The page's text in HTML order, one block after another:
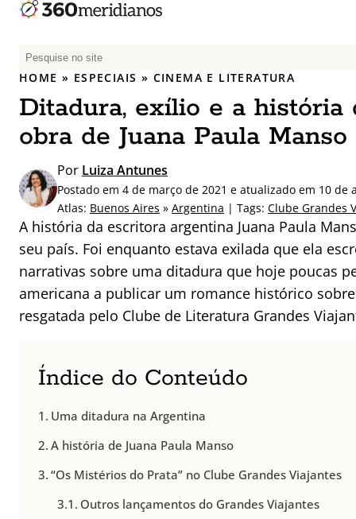
P
e
q
u
i
a
r
p
o
:
HOME » ESPECIAIS » CINEMA E LITERATURA
Ditadura, exílio e a história
obra de Juana Paula Manso
Por Luiza Antunes
Postado em 4 de março de 2021 e atualizado em 10 de
Atlas: Buenos Aires » Argentina | Tags: Clube Grandes
A história da escritora argentina Juana Paula
seu país. Foi enquanto estava exilada que ela
narrativas sobre uma ditadura que hoje poucas
americana a publicar um romance histórico
resgatada pelo Clube de Literatura Grandes
Índice do Conteúdo
Uma ditadura na Argentina
A história de Juana Paula Manso
“Os Mistérios do Prata” no Clube Grandes Viajantes
Outros lançamentos do Grandes Viajantes